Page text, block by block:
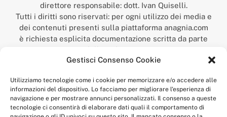
Gestisci Consenso Cookie
Utilizziamo tecnologie come i cookie per memorizzare e/o accedere alle
informazioni del dispositivo. Lo facciamo per migliorare l'esperienza di
navigazione e per mostrare annunci personalizzati. Il consenso a queste
tecnologie ci consentirà di elaborare dati quali il comportamento di
direttore responsabile: dott. Ivan Quiselli.
Tutti i diritti sono riservati: per ogni utilizzo dei media e
dei contenuti presenti sulla piattaforma anagnia.com
è richiesta esplicita documentazione scritta da parte
della redazione.
“Anagnia” è un marchio registrato presso l’Ufficio Italiano
Economico,
num. registrazione: 302017000014044 del 9 febbraio 2017.
Per contatti:redazione@anagnia.com